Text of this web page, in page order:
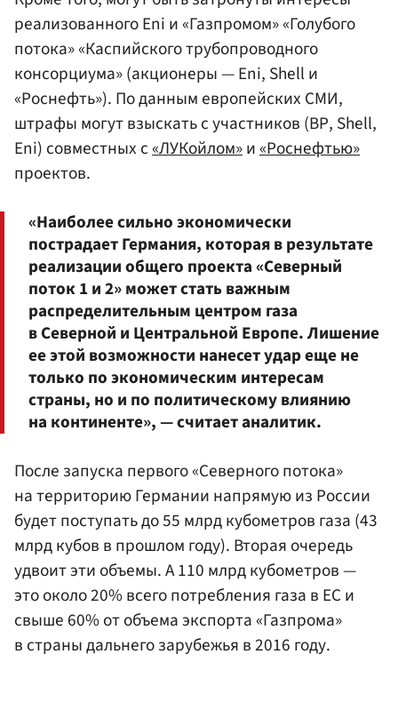
реализованного Eni и «Газпромом» «Голубого
потока» «Каспийского трубопроводного
консорциума» (акционеры — Eni, Shell и
«Роснефть»). По данным европейских СМИ,
штрафы могут взыскать с участников (ВР, Shell,
Eni) совместных с«ЛУКойлом»и«Роснефтью»
проектов.
«Наиболее сильно экономически
пострадает Германия, которая в результате
реализации общего проекта «Северный
поток 1 и 2» может стать важным
распределительным центром газа
в Северной и Центральной Европе. Лишение
ее этой возможности нанесет удар еще не
только по экономическим интересам
страны, но и по политическому влиянию
на континенте», — считает аналитик.
После запуска первого «Северного потока»
на территорию Германии напрямую из России
будет поступать до 55 млрд кубометров газа (43
млрд кубов в прошлом году). Вторая очередь
удвоит эти объемы. А 110 млрд кубометров —
это около 20% всего потребления газа в ЕС и
свыше 60% от объема экспорта «Газпрома»
в страны дальнего зарубежья в 2016 году.